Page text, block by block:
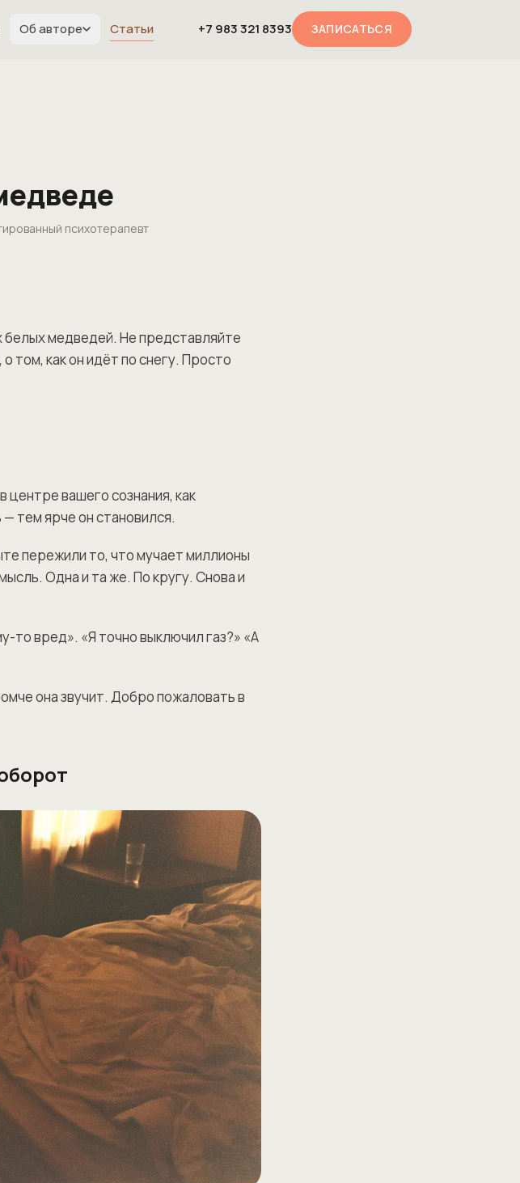
Об авторе Статьи +7 983 321 8393 ЗАПИСАТЬСЯ
психотерапевт
медведей. Не представляйте
том, как он идёт по снегу. Просто
центре вашего сознания, как
тем ярче он становился.
пережили то, что мучает миллионы
Одна и та же. По кругу. Снова и
то вред». «Я точно выключил газ?» «А
она звучит. Добро пожаловать в